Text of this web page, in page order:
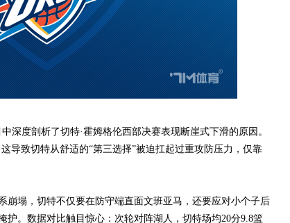
度剖析了切特·霍姆格伦西部决赛表现断崖式下滑的原因。
导致切特从舒适的“第三选择”被迫扛起过重攻防压力，仅靠
塌，切特不仅要在防守端直面文班亚马，还要应对小个子后
护。数据对比触目惊心：次轮对阵湖人，切特场均20分9.8篮